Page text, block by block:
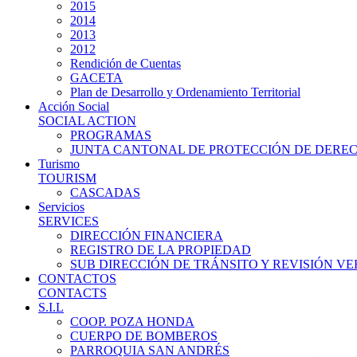
2015
2014
2013
2012
Rendición de Cuentas
GACETA
Plan de Desarrollo y Ordenamiento Territorial
Acción Social
SOCIAL ACTION
PROGRAMAS
JUNTA CANTONAL DE PROTECCIÓN DE
Turismo
TOURISM
CASCADAS
Servicios
SERVICES
DIRECCIÓN FINANCIERA
REGISTRO DE LA PROPIEDAD
SUB DIRECCIÓN DE TRÁNSITO Y REVISIÓN
CONTACTOS
CONTACTS
S.I.L
COOP. POZA HONDA
CUERPO DE BOMBEROS
PARROQUIA SAN ANDRÉS